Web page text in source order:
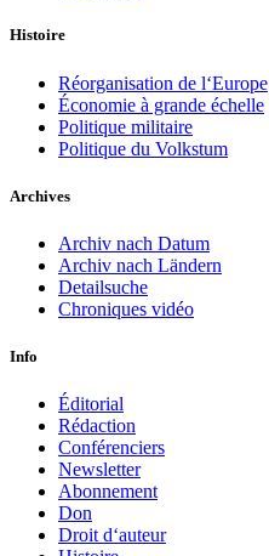
Histoire
Réorganisation de l‘Europe
Économie à grande échelle
Politique militaire
Politique du Volkstum
Archives
Archiv nach Datum
Archiv nach Ländern
Detailsuche
Chroniques vidéo
Info
Éditorial
Rédaction
Conférenciers
Newsletter
Abonnement
Don
Droit d‘auteur